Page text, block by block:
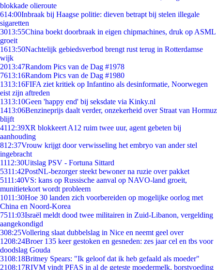
blokkade olieroute
614:00Inbraak bij Haagse politie: dieven betrapt bij stelen illegale
sigaretten
3013:55China boekt doorbraak in eigen chipmachines, druk op ASML
groeit
1613:50Nachtelijk gebiedsverbod brengt rust terug in Rotterdamse
wijk
2013:47Random Pics van de Dag #1978
7613:16Random Pics van de Dag #1980
1313:16FIFA ziet kritiek op Infantino als desinformatie, Noorwegen
eist zijn aftreden
1313:10Geen 'happy end' bij seksdate via Kinky.nl
1413:06Benzineprijs daalt verder, onzekerheid over Straat van Hormuz
blijft
4112:39XR blokkeert A12 ruim twee uur, agent gebeten bij
aanhouding
812:37Vrouw krijgt door verwisseling het embryo van ander stel
ingebracht
1112:30Uitslag PSV - Fortuna Sittard
5311:42PostNL-bezorger steekt bewoner na ruzie over pakket
5111:40VS: kans op Russische aanval op NAVO-land groeit,
munitietekort wordt probleem
1011:30Hoe 30 landen zich voorbereiden op mogelijke oorlog met
China en Noord-Korea
7511:03Israël meldt dood twee militairen in Zuid-Libanon, vergelding
aangekondigd
308:25Vollering slaat dubbelslag in Nice en neemt geel over
1208:24Broer 135 keer gestoken en gesneden: zes jaar cel en tbs voor
doodslag Gouda
3108:18Britney Spears: "Ik geloof dat ik heb gefaald als moeder"
2108:17RIVM vindt PFAS in al de geteste moedermelk, borstvoeding